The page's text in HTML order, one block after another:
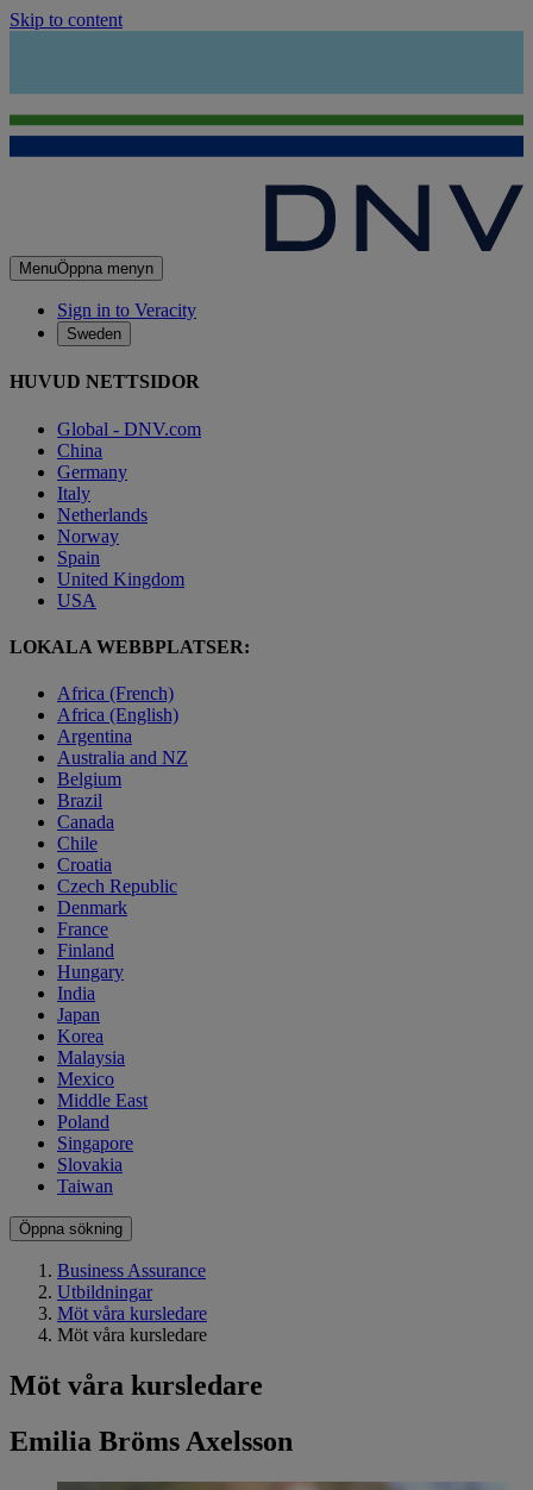
Skip to content
MenuÖppna menyn
Sign in to Veracity
Sweden
HUVUD NETTSIDOR
Global - DNV.com
China
Germany
Italy
Netherlands
Norway
Spain
United Kingdom
USA
LOKALA WEBBPLATSER:
Africa (French)
Africa (English)
Argentina
Australia and NZ
Belgium
Brazil
Canada
Chile
Croatia
Czech Republic
Denmark
France
Finland
Hungary
India
Japan
Korea
Malaysia
Mexico
Middle East
Poland
Singapore
Slovakia
Taiwan
Öppna sökning
Business Assurance
Utbildningar
Möt våra kursledare
Möt våra kursledare
Möt våra kursledare
Emilia Bröms Axelsson